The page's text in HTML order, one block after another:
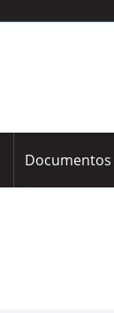
Documentos